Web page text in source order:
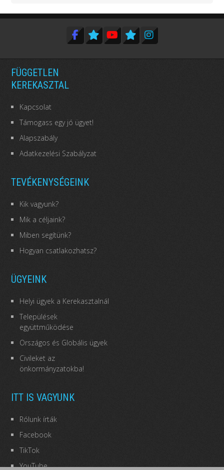
FÜGGETLEN
KEREKASZTAL
Kapcsolat
Támogass egy jó ügyet!
Alapszabály
Adatkezelési Szabályzat
TEVÉKENYSÉGEINK
Kik vagyunk?
Mik a céljaink?
Miben segítünk?
Hogyan csatlakozhatsz?
ÜGYEINK
Helyi ügyek a Kerekasztalnál
Települések
együttműködése
Országos és Globális ügyek
Civileket az
önkormányzatokba!
ITT IS VAGYUNK
Rólunk írták
Facebook
TikTok
YouTube